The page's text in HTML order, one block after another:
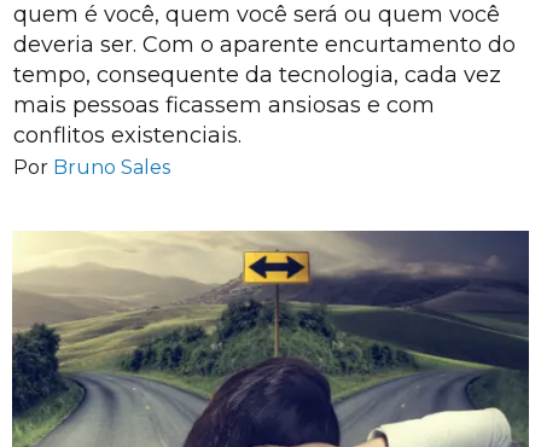
quem é você, quem você será ou quem você
deveria ser. Com o aparente encurtamento do
tempo, consequente da tecnologia, cada vez
mais pessoas ficassem ansiosas e com
conflitos existenciais.
Por Bruno Sales